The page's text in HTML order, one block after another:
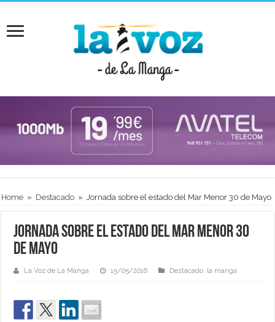
Home » Destacado » Jornada sobre el estado del Mar Menor 30 de Mayo
Jornada sobre el estado del Mar Menor 30
de Mayo
La Voz de La Manga 15/05/2016 Destacado, la manga